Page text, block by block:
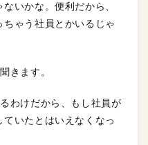
いかな。便利だから、
ゃう社員とかいるじゃ
きます。
わけだから、もし社員が
いたとはいえなくなっ